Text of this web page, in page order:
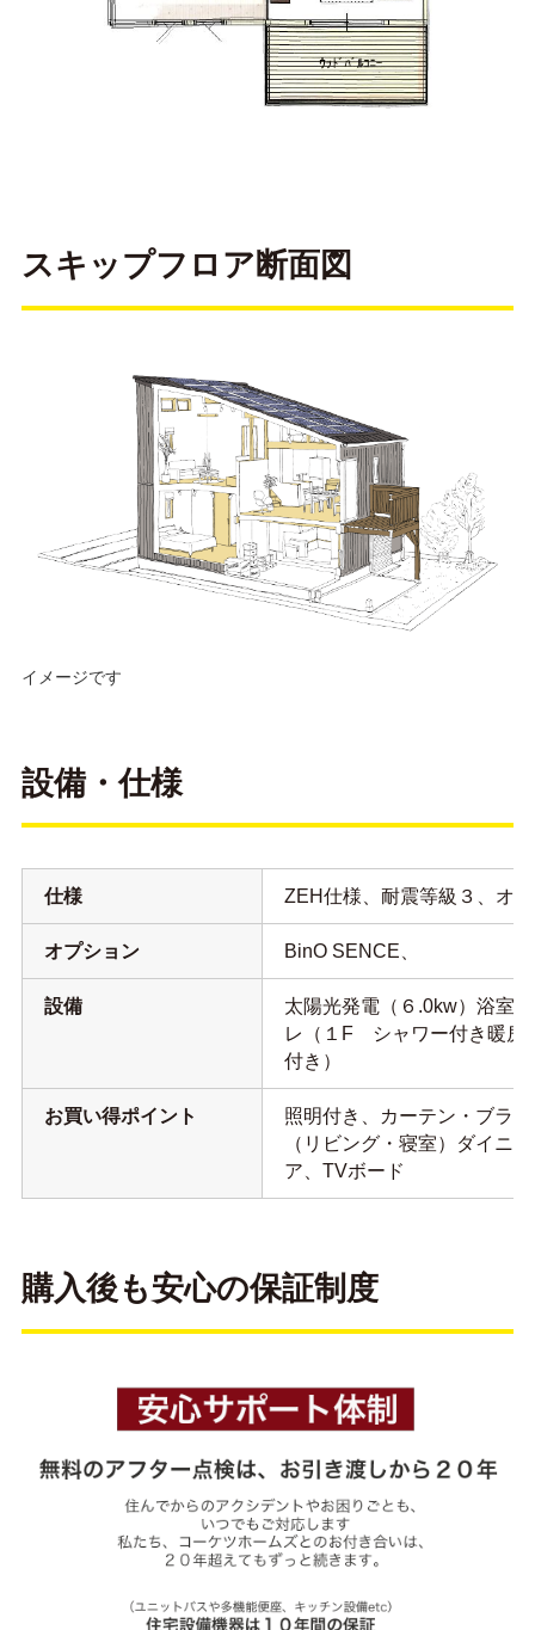
スキップフロア断面図
イメージです
設備・仕様
仕様 ZEH仕様、耐震等級３、オ
オプション BinO SENCE、
設備
太陽光発電（６.0kw）浴室
レ（１F シャワー付き暖房
付き）
お買い得ポイント
照明付き、カーテン・ブラ
（リビング・寝室）ダイニ
ア、TVボード
購入後も安心の保証制度